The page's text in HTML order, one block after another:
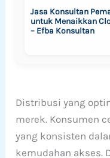
Jasa Konsultan
untuk Menaikkan
– Efba Konsultan
Distribusi yang
merek. Konsumen
yang konsisten
kemudahan akses.